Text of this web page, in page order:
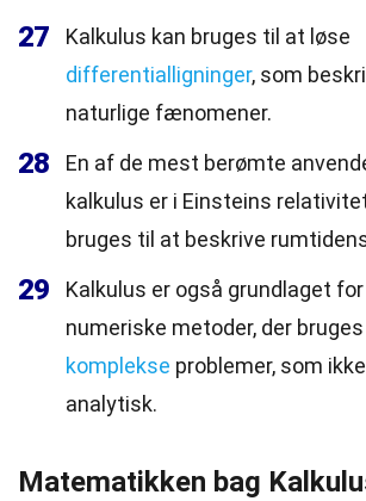
27
Kalkulus kan bruges til at løse
differentialligninger, som
naturlige fænomener.
28
En af de mest berømte
kalkulus er i Einsteins
bruges til at beskrive
29
Kalkulus er også grundlaget
numeriske metoder, der
komplekse problemer, som
analytisk.
Matematikken bag